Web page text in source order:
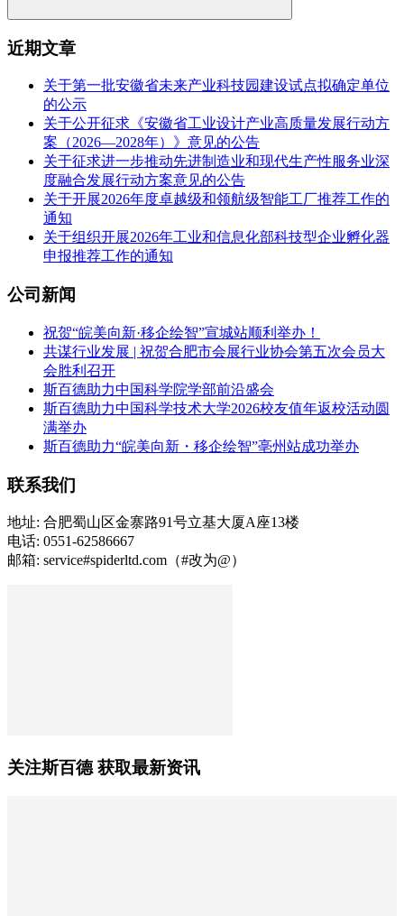
近期文章
关于第一批安徽省未来产业科技园建设试点拟确定单位
的公示
关于公开征求《安徽省工业设计产业高质量发展行动方
案（2026—2028年）》意见的公告
关于征求进一步推动先进制造业和现代生产性服务业深
度融合发展行动方案意见的公告
关于开展2026年度卓越级和领航级智能工厂推荐工作的
通知
关于组织开展2026年工业和信息化部科技型企业孵化器
申报推荐工作的通知
公司新闻
祝贺“皖美向新·移企绘智”宣城站顺利举办！
共谋行业发展 | 祝贺合肥市会展行业协会第五次会员大
会胜利召开
斯百德助力中国科学院学部前沿盛会
斯百德助力中国科学技术大学2026校友值年返校活动圆
满举办
斯百德助力“皖美向新・移企绘智”亳州站成功举办
联系我们
地址: 合肥蜀山区金寨路91号立基大厦A座13楼
电话: 0551-62586667
邮箱: service#spiderltd.com（#改为@）
关注斯百德 获取最新资讯